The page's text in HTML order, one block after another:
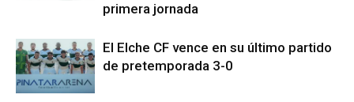
primera jornada
El Elche CF vence en su último partido
de pretemporada 3-0